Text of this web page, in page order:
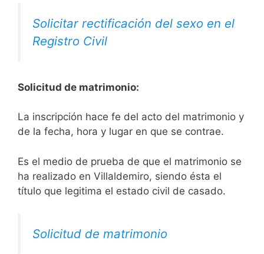
Solicitar rectificación del sexo en el
Registro Civil
Solicitud de matrimonio:
La inscripción hace fe del acto del matrimonio y
de la fecha, hora y lugar en que se contrae.
Es el medio de prueba de que el matrimonio se
ha realizado en Villaldemiro, siendo ésta el
título que legitima el estado civil de casado.
Solicitud de matrimonio